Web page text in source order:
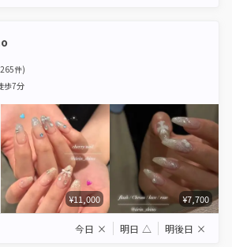
265件)
歩7分
¥11,000 ¥7,700
今日 × 明日 △ 明後日 ×